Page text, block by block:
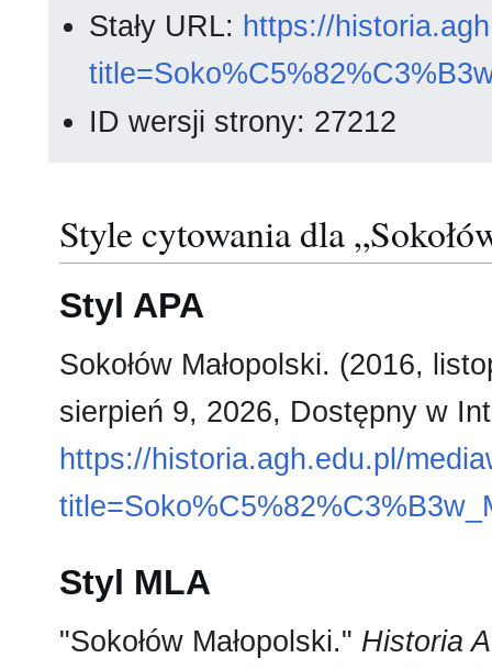
Stały URL: https://
ID wersji strony: 27212
Style cytowania dla
Styl APA
Sokołów Małopolski. (2016,
sierpień 9, 2026, Dostępny w
https://historia.agh.edu.pl/
Styl MLA
"Sokołów Małopolski." Historia